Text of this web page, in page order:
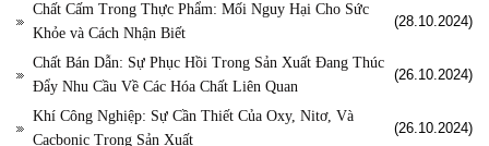
Chất Cấm Trong Thực Phẩm: Mối Nguy Hại Cho Sức
Khỏe và Cách Nhận Biết
(28.10.2024)
Chất Bán Dẫn: Sự Phục Hồi Trong Sản Xuất Đang Thúc
Đẩy Nhu Cầu Về Các Hóa Chất Liên Quan
(26.10.2024)
Khí Công Nghiệp: Sự Cần Thiết Của Oxy, Nitơ, Và
Cacbonic Trong Sản Xuất
(26.10.2024)